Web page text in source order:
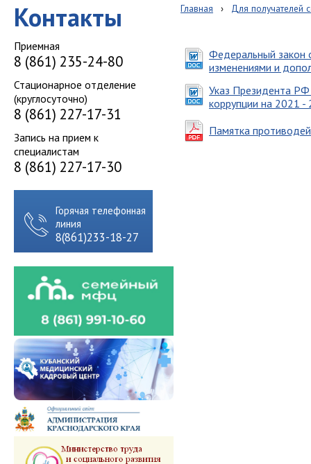
Контакты
Приемная
8 (861) 235-24-80
Стационарное отделение
(круглосуточно)
8 (861) 227-17-31
Запись на прием к
специалистам
8 (861) 227-17-30
Горячая телефонная
линия
8(861)233-18-27
Главная › Для получателей
Федеральный закон
изменениями и
Указ Президента
коррупции на 2021
Памятка